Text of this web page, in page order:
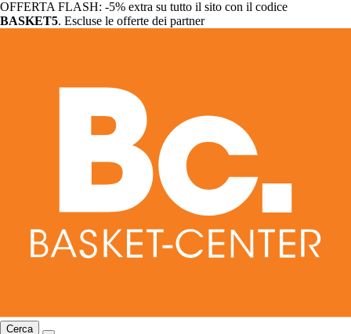
OFFERTA FLASH: -5% extra su tutto il sito con il codice
BASKET5. Escluse le offerte dei partner
Cerca